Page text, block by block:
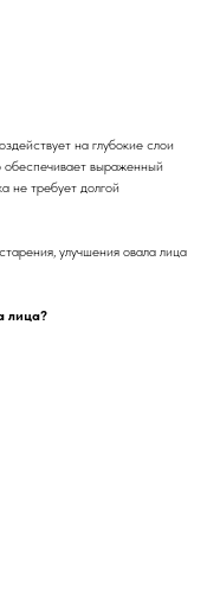
на глубокие слои
выраженный
не требует долгой
улучшения овала лица
лица?